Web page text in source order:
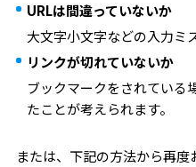
URLは間違っていないか
大文字小文字などの入力ミ
リンクが切れていないか
ブックマークをされている
たことが考えられます。
または、下記の方法から再度